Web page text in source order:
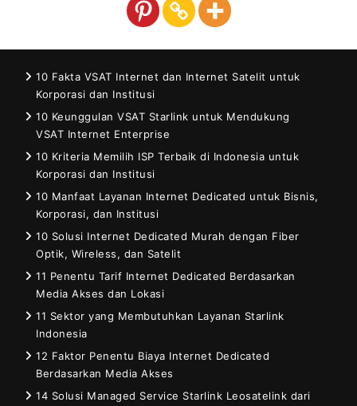
10 Fakta VSAT Internet dan Internet Satelit untuk
Korporasi dan Institusi
10 Keunggulan VSAT Starlink untuk Mendukung
VSAT Internet Enterprise
10 Kriteria Memilih ISP Terbaik di Indonesia untuk
Korporasi dan Institusi
10 Manfaat Layanan Internet Dedicated untuk Bisnis,
Korporasi, dan Institusi
10 Solusi Internet Dedicated Murah dengan Fiber
Optik, Wireless, dan Satelit
11 Penentu Tarif Internet Dedicated Berdasarkan
Media Akses dan Lokasi
11 Sektor yang Membutuhkan Layanan Starlink
Indonesia
12 Faktor Penentu Biaya Internet Dedicated
Berdasarkan Media Akses
14 Solusi Managed Service Starlink Leosatelink dari